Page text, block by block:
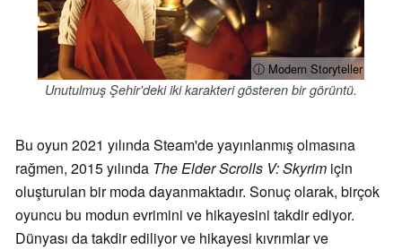
ⓘ Modern Storyteller
Unutulmuş Şehir'deki iki karakteri gösteren bir görüntü.
Bu oyun 2021 yılında Steam'de yayınlanmış olmasına
rağmen, 2015 yılında The Elder Scrolls V: Skyrim için
oluşturulan bir moda dayanmaktadır. Sonuç olarak, birçok
oyuncu bu modun evrimini ve hikayesini takdir ediyor.
Dünyası da takdir ediliyor ve hikayesi kıvrımlar ve